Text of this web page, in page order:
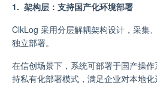
1. 架构层：支持国产化环境部署
ClkLog 采用分层解耦架构设计，采集
独立部署。
在信创场景下，系统可部署于国产操作
持私有化部署模式，满足企业对本地化